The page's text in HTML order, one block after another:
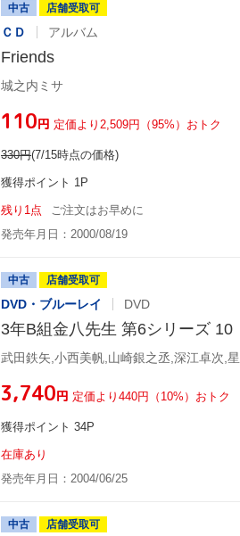
中古 店舗受取可
ＣＤ アルバム
Friends
城之内ミサ
¥110円 定価より2,509円（95%）おトク
330円(7/15時点の価格)
獲得ポイント 1P
残り1点
ご注文はお早めに
発売年月日：2000/08/19
中古 店舗受取可
DVD・ブルーレイ DVD
3年B組金八先生 第6シリーズ 10
¥3,740円 定価より440円（10%）おトク
獲得ポイント 34P
在庫あり
発売年月日：2004/06/25
中古 店舗受取可